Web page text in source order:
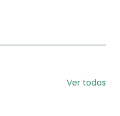
Ver todas